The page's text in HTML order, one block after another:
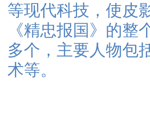
等现代科技，使皮
《精忠报国》的
多个，主要人物包
术等。